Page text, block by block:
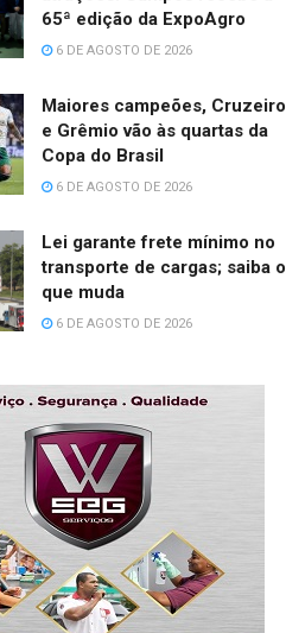
65ª edição da ExpoAgro
6 DE AGOSTO DE 2026
Maiores campeões, Cruzeiro
e Grêmio vão às quartas da
Copa do Brasil
6 DE AGOSTO DE 2026
Lei garante frete mínimo no
transporte de cargas; saiba o
que muda
6 DE AGOSTO DE 2026